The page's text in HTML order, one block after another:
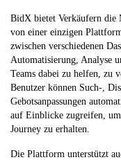
BidX bietet Verkäufern die
von einer einzigen
zwischen verschiedenen
Automatisierung, Analyse
Teams dabei zu helfen, zu
Benutzer können Such-,
Gebotsanpassungen
auf Einblicke zugreifen,
Journey zu erhalten.
Die Plattform unterstützt